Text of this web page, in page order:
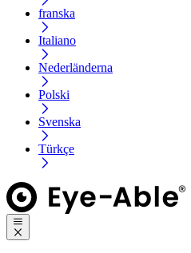
franska
Italiano
Nederländerna
Polski
Svenska
Türkçe